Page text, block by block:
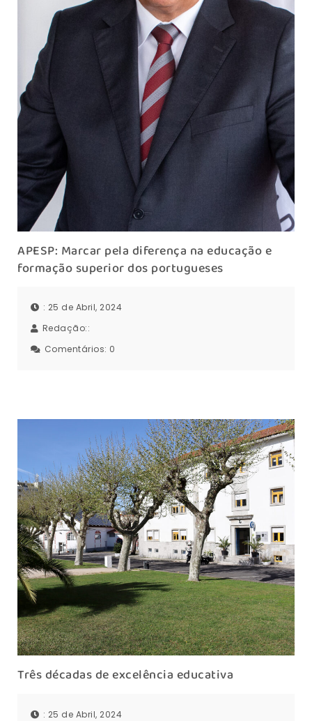
APESP: Marcar pela diferença na educação e
formação superior dos portugueses
: 25 de Abril, 2024
Redação::
Comentários: 0
Três décadas de excelência educativa
: 25 de Abril, 2024